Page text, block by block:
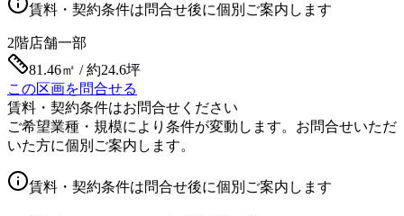
賃料・契約条件は問合せ後に個別ご案内します
2階店舗一部
81.46㎡ / 約24.6坪
この区画を問合せる
賃料・契約条件はお問合せください
ご希望業種・規模により条件が変動します。お問合せいただ
いた方に個別ご案内します。
賃料・契約条件は問合せ後に個別ご案内します